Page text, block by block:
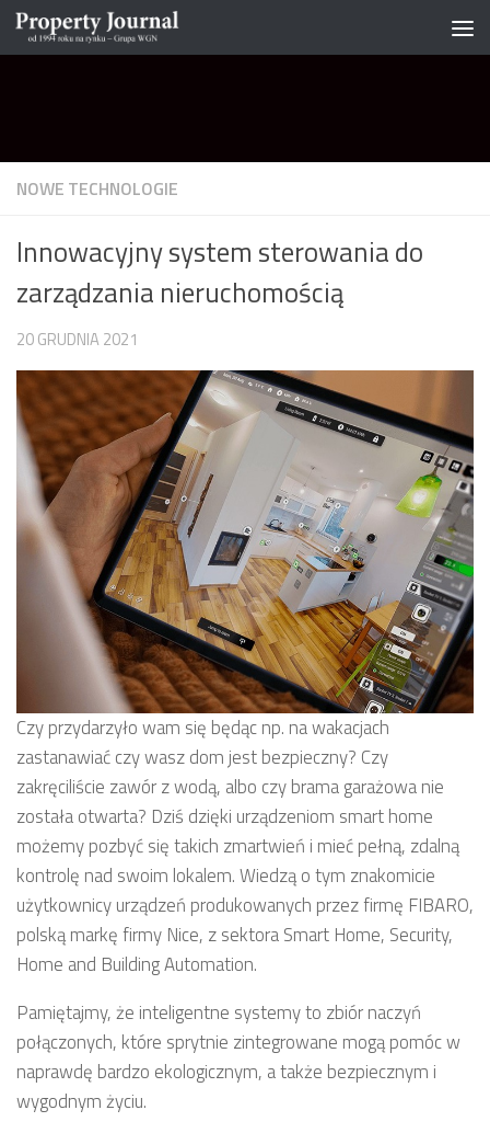
Skip to content
NOWE TECHNOLOGIE
Innowacyjny system sterowania do
zarządzania nieruchomością
20 GRUDNIA 2021
Czy przydarzyło wam się będąc np. na wakacjach
zastanawiać czy wasz dom jest bezpieczny? Czy
zakręciliście zawór z wodą, albo czy brama garażowa nie
została otwarta? Dziś dzięki urządzeniom smart home
możemy pozbyć się takich zmartwień i mieć pełną, zdalną
kontrolę nad swoim lokalem. Wiedzą o tym znakomicie
użytkownicy urządzeń produkowanych przez firmę FIBARO,
polską markę firmy Nice, z sektora Smart Home, Security,
Home and Building Automation.
Pamiętajmy, że inteligentne systemy to zbiór naczyń
połączonych, które sprytnie zintegrowane mogą pomóc w
naprawdę bardzo ekologicznym, a także bezpiecznym i
wygodnym życiu.